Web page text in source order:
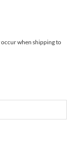
occur when shipping to